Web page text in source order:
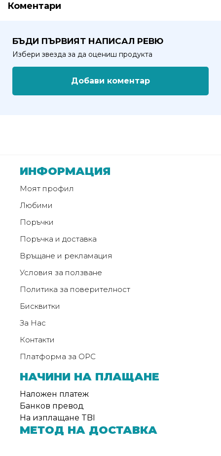
Дизайн
Коментари
БЪДИ ПЪРВИЯТ НАПИСАЛ РЕВЮ
Избери звезда за да оцениш продукта
Добави коментар
ИНФОРМАЦИЯ
Моят профил
Любими
Поръчки
Поръчка и доставка
Връщане и рекламация
Условия за ползване
Политика за поверителност
Бисквитки
За Нас
Контакти
Платформа за ОРС
НАЧИНИ НА ПЛАЩАНЕ
Наложен платеж
Банков превод
На изплащане TBI
МЕТОД НА ДОСТАВКА